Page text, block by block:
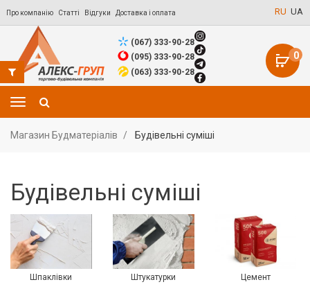
Про компанію Статті Відгуки Доставка і оплата RU UA
0
(067) 333-90-28
(095) 333-90-28
(063) 333-90-28
Магазин Будматеріалів Будівельні суміші
Будівельні суміші
Шпаклівки Штукатурки Цемент